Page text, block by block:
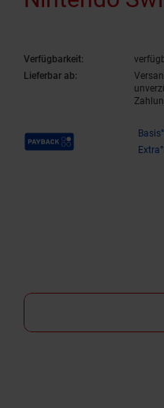
Verfügbarkeit:
Lieferbar ab:
Payback Punkte